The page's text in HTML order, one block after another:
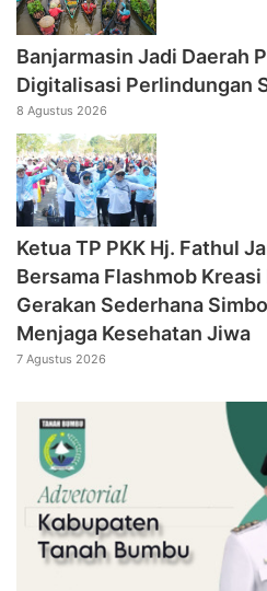
Banjarmasin Jadi Daerah
Digitalisasi Perlindungan
8 Agustus 2026
‎Ketua TP PKK Hj. Fathul
Bersama Flashmob
Gerakan Sederhana
Menjaga Kesehatan Jiwa
7 Agustus 2026